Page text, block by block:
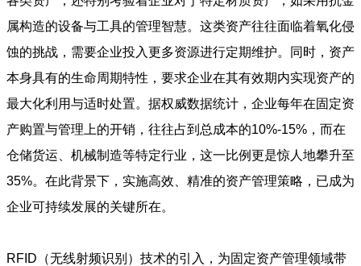
属构造的设备与工具的管理智慧。这类资产往往面临着氧化侵
蚀的挑战，需要企业投入更多资源进行定期维护。同时，资产
本身具有的生命周期特性，要求企业在其有效期内实现资产的
最大化利用与适时处置。据权威数据统计，企业每年在固定资
产购置与管理上的开销，往往占到总成本的10%-15%，而在
仓储货运、机械制造等特定行业，这一比例更是惊人地攀升至
35%。在此背景下，实施高效、精准的资产管理策略，已成为
企业可持续发展的关键所在。
RFID（无线射频识别）技术的引入，为固定资产管理领域带